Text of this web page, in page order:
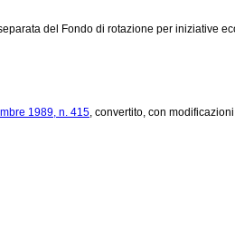
del Fondo di rotazione per iniziative
1989, n. 415, convertito, con